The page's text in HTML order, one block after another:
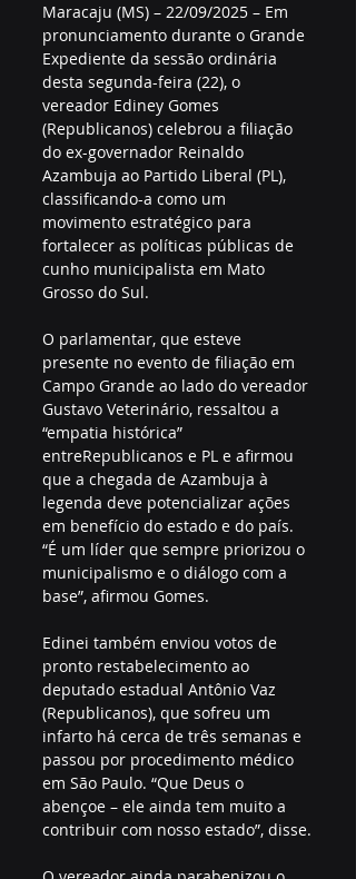
Maracaju (MS) – 22/09/2025 – Em
pronunciamento durante o Grande
Expediente da sessão ordinária
desta segunda-feira (22), o
vereador Ediney Gomes
(Republicanos) celebrou a filiação
do ex-governador Reinaldo
Azambuja ao Partido Liberal (PL),
classificando-a como um
movimento estratégico para
fortalecer as políticas públicas de
cunho municipalista em Mato
Grosso do Sul.
O parlamentar, que esteve
presente no evento de filiação em
Campo Grande ao lado do vereador
Gustavo Veterinário, ressaltou a
“empatia histórica”
entreRepublicanos e PL e afirmou
que a chegada de Azambuja à
legenda deve potencializar ações
em benefício do estado e do país.
“É um líder que sempre priorizou o
municipalismo e o diálogo com a
base”, afirmou Gomes.
Edinei também enviou votos de
pronto restabelecimento ao
deputado estadual Antônio Vaz
(Republicanos), que sofreu um
infarto há cerca de três semanas e
passou por procedimento médico
em São Paulo. “Que Deus o
abençoe – ele ainda tem muito a
contribuir com nosso estado”, disse.